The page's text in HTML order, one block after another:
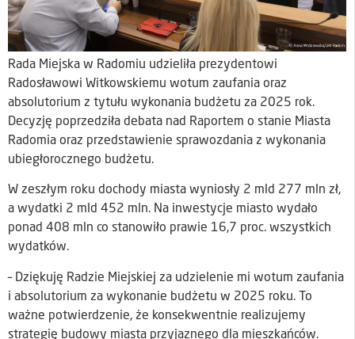
Rada Miejska w Radomiu udzieliła prezydentowi
Radosławowi Witkowskiemu wotum zaufania oraz
absolutorium z tytułu wykonania budżetu za 2025 rok.
Decyzję poprzedziła debata nad Raportem o stanie Miasta
Radomia oraz przedstawienie sprawozdania z wykonania
ubiegłorocznego budżetu.
W zeszłym roku dochody miasta wyniosły 2 mld 277 mln zł,
a wydatki 2 mld 452 mln. Na inwestycje miasto wydało
ponad 408 mln co stanowiło prawie 16,7 proc. wszystkich
wydatków.
– Dziękuję Radzie Miejskiej za udzielenie mi wotum zaufania
i absolutorium za wykonanie budżetu w 2025 roku. To
ważne potwierdzenie, że konsekwentnie realizujemy
strategię budowy miasta przyjaznego dla mieszkańców.